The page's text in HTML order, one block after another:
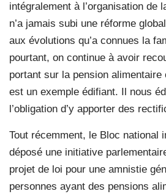
intégralement à l’organisation de
n’a jamais subi une réforme
aux évolutions qu’a connues la
pourtant, on continue à avoir
portant sur la pension
est un exemple édifiant. Il nous
l’obligation d’y apporter des
Tout récemment, le Bloc national
déposé une initiative
projet de loi pour une amnistie
personnes ayant des pensions